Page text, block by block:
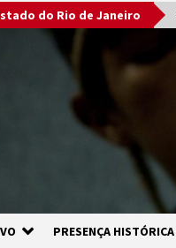
do Rio de Janeiro
PRESENÇA HISTÓRICA